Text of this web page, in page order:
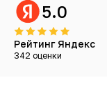
5.0
Рейтинг Яндекс
342 оценки